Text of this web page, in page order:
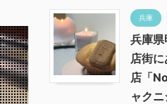
兵庫
兵庫
店街
店「
ャク